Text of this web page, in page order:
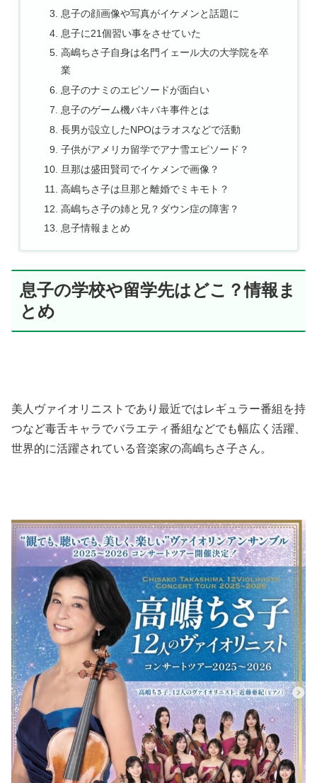
息子の顔画像や写真がイケメンと話題に
息子に21個習い事をさせていた
高嶋ちさ子自身は名門イェール大の大学院を卒
業
息子のナミのエピソードが面白い
息子のゲーム機バキバキ事件とは
長男が設立したNPOはラオスなどで活動
子供がアメリカ留学でアナ雪エピソード？
旦那は盛田賢司でイケメンで画像？
高嶋ちさ子は旦那と離婚でミキモト？
高嶋ちさ子の姉と兄？ダウン症の障害？
息子情報まとめ
息子の学校や留学先はどこ？情報ま
とめ
美人ヴァイオリニストであり最近ではレギュラー番組を持
つなど毒舌キャラでバラエティ番組などでも幅広く活躍、
世界的に活躍されている音楽家の高嶋ちさ子さん。